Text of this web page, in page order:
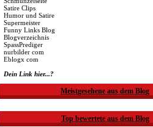
Satire Clips
Humor und Satire
Supermeister
Funny Links Blog
Blogverzeichnis
SpassPrediger
nurbilder com
Eblogx com
Dein Link hier...?
Meistgesehene aus dem Blog
Top bewertete aus dem Blog